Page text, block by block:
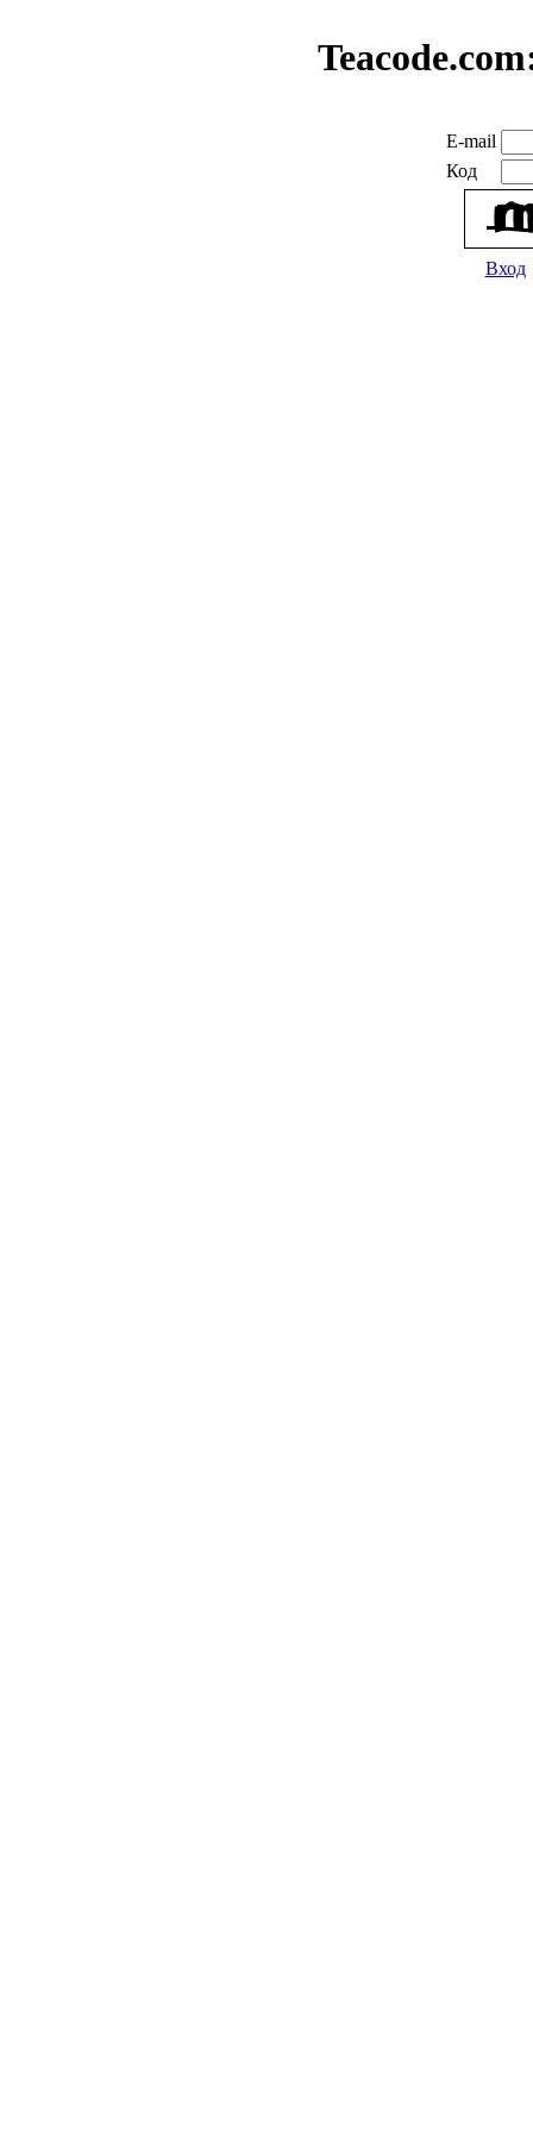
E-mail
Код
Вход